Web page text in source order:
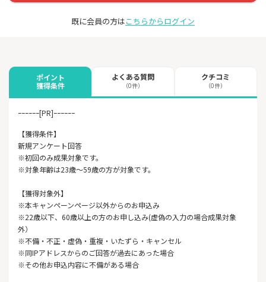
既に会員の方はこちらからログイン
ポイント
獲得条件
よくある質問
（0件）
クチコミ
（0件）
ｰｰｰｰｰｰ[PR]ｰｰｰｰｰｰ
【獲得条件】
新規アンケート回答
※初回のみ成果対象です。
※対象年齢は23歳～59歳の方が対象です。
【獲得対象外】
※本キャンペーンページ以外からのお申込み
※22歳以下、60歳以上の方のお申し込み(虚偽の入力の場合成果対象
外）
※不備・不正・虚偽・重複・いたずら・キャンセル
※同IPアドレスからのご回答が過去にあった場合
※その他お申込内容に不備がある場合